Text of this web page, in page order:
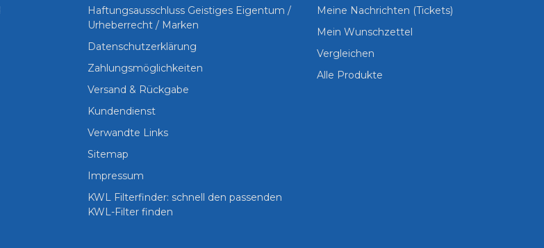
Haftungsausschluss Geistiges Eigentum /
Urheberrecht / Marken
Datenschutzerklärung
Zahlungsmöglichkeiten
Versand & Rückgabe
Kundendienst
Verwandte Links
Sitemap
Impressum
KWL Filterfinder: schnell den passenden
KWL-Filter finden
Meine Nachrichten (Tickets)
Mein Wunschzettel
Vergleichen
Alle Produkte